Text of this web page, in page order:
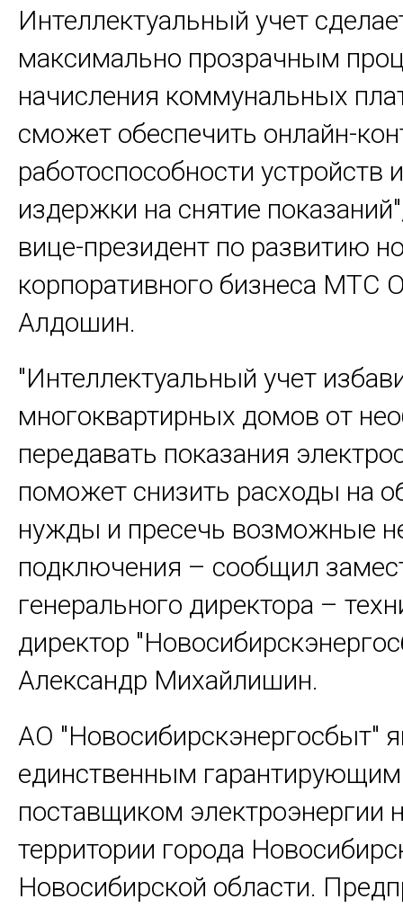
Интеллектуальный учет
максимально прозрачным
начисления коммунальных
сможет обеспечить онлайн-
работоспособности устройств
издержки на снятие
вице-президент по развитию
корпоративного бизнеса МТС
Алдошин.
"Интеллектуальный учет
многоквартирных домов от
передавать показания
поможет снизить расходы на
нужды и пресечь возможные
подключения – сообщил
генерального директора –
директор
Александр Михайлишин.
АО "Новосибирскэнергосбыт"
единственным гарантирующим
поставщиком электроэнергии
территории города
Новосибирской области.